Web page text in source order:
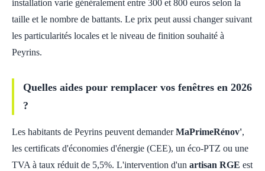
installation varie généralement entre 300 et 800 euros selon la
taille et le nombre de battants. Le prix peut aussi changer suivant
les particularités locales et le niveau de finition souhaité à
Peyrins.
Quelles aides pour remplacer vos fenêtres en 2026
?
Les habitants de Peyrins peuvent demanderMaPrimeRénov',
les certificats d'économies d'énergie (CEE), un éco-PTZ ou une
TVA à taux réduit de 5,5%. L'intervention d'un artisan RGE est